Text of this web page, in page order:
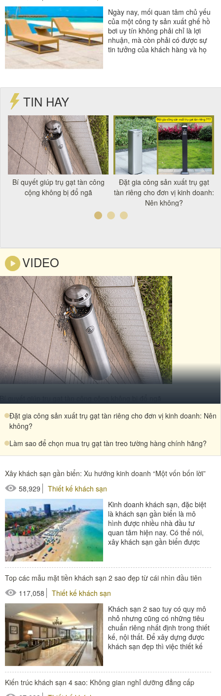
Ngày nay, mối quan tâm chủ yếu
của một công ty sản xuất ghế hồ
bơi uy tín không phải chỉ là lợi
nhuận, mà còn phải có được sự
tin tưởng của khách hàng và họ
TIN HAY
Bí quyết giúp trụ gạt tàn công
cộng không bị đổ ngã
Đặt gia công sản xuất trụ gạt
tàn riêng cho đơn vị kinh doanh:
Nên không?
VIDEO
Đặt gia công sản xuất trụ gạt tàn riêng cho đơn vị kinh doanh: Nên
không?
Làm sao để chọn mua trụ gạt tàn treo tường hàng chính hãng?
Xây khách sạn gần biển: Xu hướng kinh doanh “Một vốn bốn lời”
58,929
Thiết kế khách sạn
Kinh doanh khách sạn, đặc biệt
là khách sạn gần biển là mô
hình được nhiều nhà đầu tư
quan tâm hiện nay. Có thể nói,
xây khách sạn gần biển được
#thiết bị buồng phòng
#thiết bị phòng tắm
Top các mẫu mặt tiền khách sạn 2 sao đẹp từ cái nhìn đầu tiên
117,058
Thiết kế khách sạn
Khách sạn 2 sao tuy có quy mô
nhỏ nhưng cũng có những tiêu
chuẩn riêng nhất định trong thiết
kế, nội thất. Để xây dựng được
khách sạn đẹp thì việc thiết kế
#thiết bị sảnh - ngoại cảnh
Kiến trúc khách sạn 4 sao: Không gian nghỉ dưỡng đẳng cấp